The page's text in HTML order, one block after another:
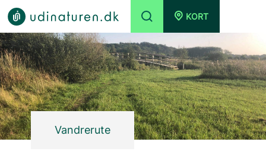
KORT
Vandrerute